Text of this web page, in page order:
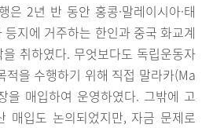
은 2년 반 동안 홍콩·말레이시아·태
등지에 거주하는 한인과 중국 화교계
취하였다. 무엇보다도 독립운동자
적을 수행하기 위해 직접 말라카(Ma
을 매입하여 운영하였다. 그밖에 고
매입도 논의되었지만, 자금 문제로